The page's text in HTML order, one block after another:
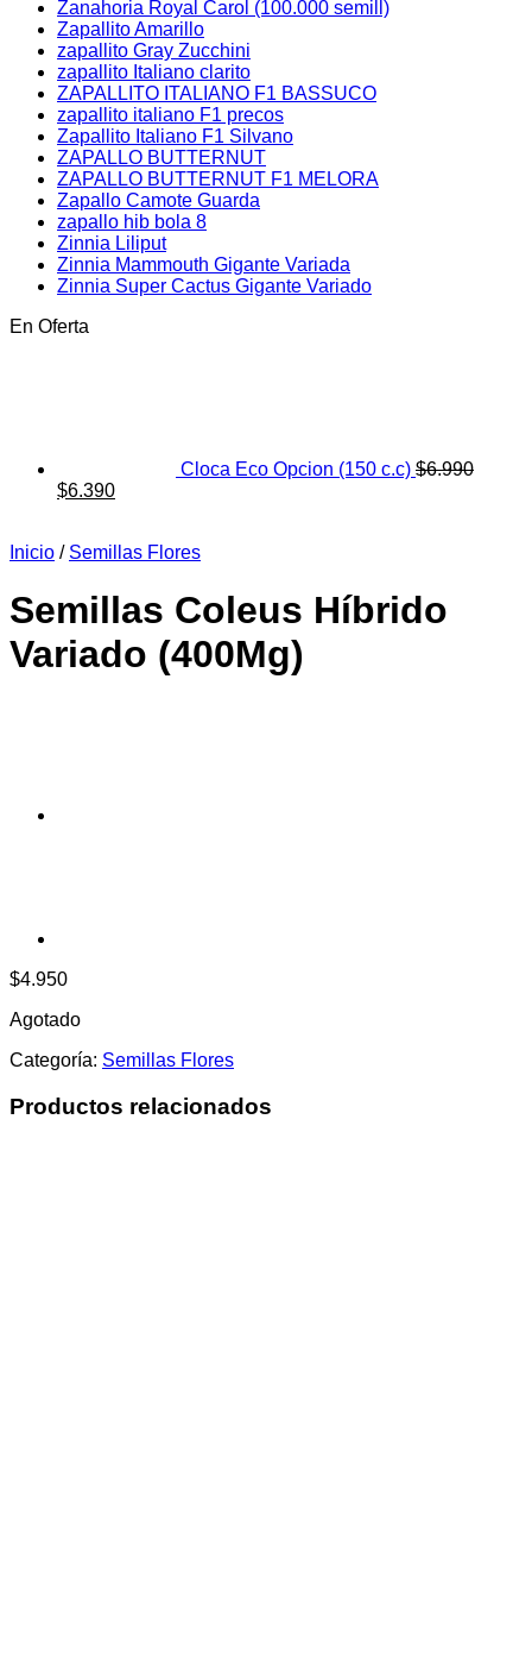
Zanahoria Royal Carol (100.000 semill)
Zapallito Amarillo
zapallito Gray Zucchini
zapallito Italiano clarito
ZAPALLITO ITALIANO F1 BASSUCO
zapallito italiano F1 precos
Zapallito Italiano F1 Silvano
ZAPALLO BUTTERNUT
ZAPALLO BUTTERNUT F1 MELORA
Zapallo Camote Guarda
zapallo hib bola 8
Zinnia Liliput
Zinnia Mammouth Gigante Variada
Zinnia Super Cactus Gigante Variado
En Oferta
Cloca Eco Opcion (150 c.c) $6.990
El
era:
$6.390El
es:
Inicio / Semillas Flores
Semillas Coleus Híbrido
Variado (400Mg)
$4.950
Agotado
Categoría: Semillas Flores
Productos relacionados